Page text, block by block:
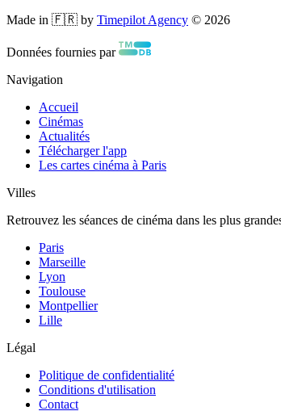
Made in 🇫🇷 by Timepilot Agency © 2026
Données fournies par
Navigation
Accueil
Cinémas
Actualités
Télécharger l'app
Les cartes cinéma à Paris
Villes
Retrouvez les séances de cinéma dans les plus
Paris
Marseille
Lyon
Toulouse
Montpellier
Lille
Légal
Politique de confidentialité
Conditions d'utilisation
Contact